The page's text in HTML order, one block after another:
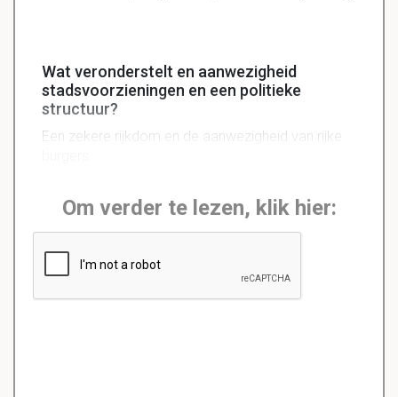
Wat veronderstelt en aanwezigheid
stadsvoorzieningen en een politieke
structuur?
Een zekere rijkdom en de aanwezigheid van rijke
Om verder te lezen, klik hier: